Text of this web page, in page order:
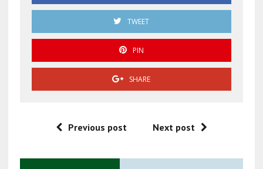
TWEET
PIN
SHARE
Previous post Next post